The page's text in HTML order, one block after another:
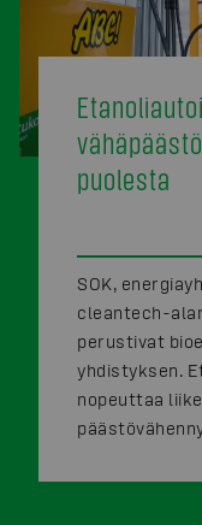
puolesta
SOK,
cleantech-
perustivat
yhdistyksen.
nopeuttaa